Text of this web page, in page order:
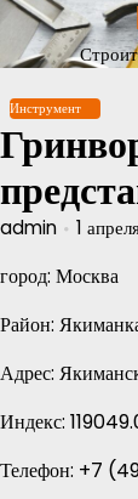
Перейти
содержимому
Инструмент
admin 1
город: Москва
Район:
Адрес:
Индекс:
Телефон: +7